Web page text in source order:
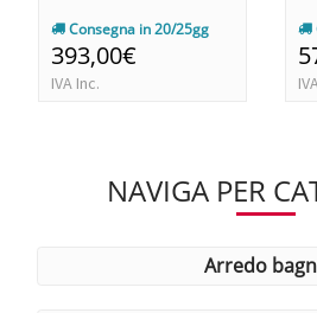
Consegna in 20/25gg
393,00€
IVA Inc.
NAVIGA PER
arredo